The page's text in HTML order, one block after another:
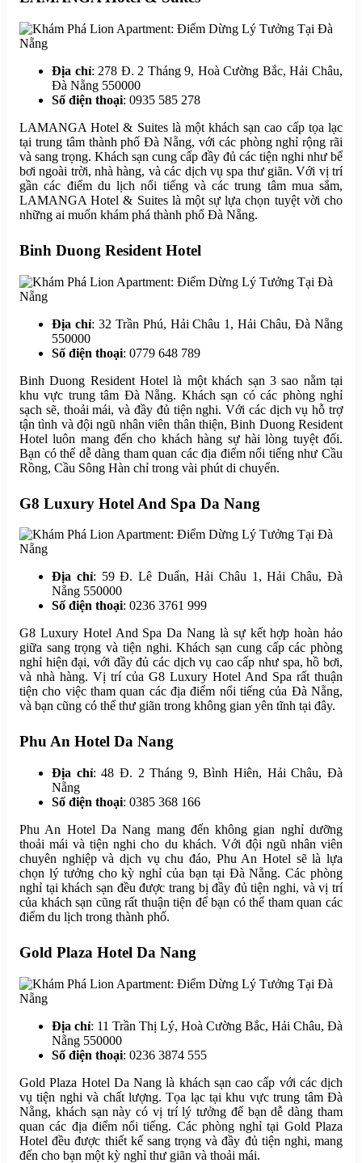
Địa chỉ: 278 Đ. 2 Tháng 9, Hoà Cường Bắc, Hải Châu,
Đà Nẵng 550000
Số điện thoại: 0935 585 278
LAMANGA Hotel & Suites là một khách sạn cao cấp tọa lạc
tại trung tâm thành phố Đà Nẵng, với các phòng nghỉ rộng rãi
và sang trọng. Khách sạn cung cấp đầy đủ các tiện nghi như bể
bơi ngoài trời, nhà hàng, và các dịch vụ spa thư giãn. Với vị trí
gần các điểm du lịch nổi tiếng và các trung tâm mua sắm,
LAMANGA Hotel & Suites là một sự lựa chọn tuyệt vời cho
những ai muốn khám phá thành phố Đà Nẵng.
Binh Duong Resident Hotel
Địa chỉ: 32 Trần Phú, Hải Châu 1, Hải Châu, Đà Nẵng
550000
Số điện thoại: 0779 648 789
Binh Duong Resident Hotel là một khách sạn 3 sao nằm tại
khu vực trung tâm Đà Nẵng. Khách sạn có các phòng nghỉ
sạch sẽ, thoải mái, và đầy đủ tiện nghi. Với các dịch vụ hỗ trợ
tận tình và đội ngũ nhân viên thân thiện, Binh Duong Resident
Hotel luôn mang đến cho khách hàng sự hài lòng tuyệt đối.
Bạn có thể dễ dàng tham quan các địa điểm nổi tiếng như Cầu
Rồng, Cầu Sông Hàn chỉ trong vài phút di chuyển.
G8 Luxury Hotel And Spa Da Nang
Địa chỉ: 59 Đ. Lê Duẩn, Hải Châu 1, Hải Châu, Đà
Nẵng 550000
Số điện thoại: 0236 3761 999
G8 Luxury Hotel And Spa Da Nang là sự kết hợp hoàn hảo
giữa sang trọng và tiện nghi. Khách sạn cung cấp các phòng
nghỉ hiện đại, với đầy đủ các dịch vụ cao cấp như spa, hồ bơi,
và nhà hàng. Vị trí của G8 Luxury Hotel And Spa rất thuận
tiện cho việc tham quan các địa điểm nổi tiếng của Đà Nẵng,
và bạn cũng có thể thư giãn trong không gian yên tĩnh tại đây.
Phu An Hotel Da Nang
Địa chỉ: 48 Đ. 2 Tháng 9, Bình Hiên, Hải Châu, Đà
Nẵng
Số điện thoại: 0385 368 166
Phu An Hotel Da Nang mang đến không gian nghỉ dưỡng
thoải mái và tiện nghi cho du khách. Với đội ngũ nhân viên
chuyên nghiệp và dịch vụ chu đáo, Phu An Hotel sẽ là lựa
chọn lý tưởng cho kỳ nghỉ của bạn tại Đà Nẵng. Các phòng
nghỉ tại khách sạn đều được trang bị đầy đủ tiện nghi, và vị trí
của khách sạn cũng rất thuận tiện để bạn có thể tham quan các
điểm du lịch trong thành phố.
Gold Plaza Hotel Da Nang
Địa chỉ: 11 Trần Thị Lý, Hoà Cường Bắc, Hải Châu, Đà
Nẵng 550000
Số điện thoại: 0236 3874 555
Gold Plaza Hotel Da Nang là khách sạn cao cấp với các dịch
vụ tiện nghi và chất lượng. Tọa lạc tại khu vực trung tâm Đà
Nẵng, khách sạn này có vị trí lý tưởng để bạn dễ dàng tham
quan các địa điểm nổi tiếng. Các phòng nghỉ tại Gold Plaza
Hotel đều được thiết kế sang trọng và đầy đủ tiện nghi, mang
đến cho bạn một kỳ nghỉ thư giãn và thoải mái.